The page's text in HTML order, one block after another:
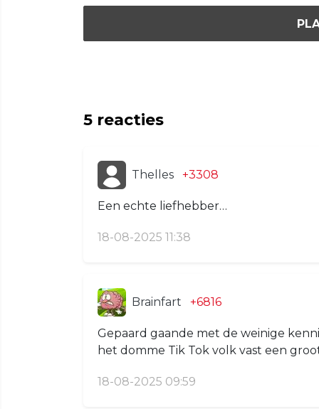
5 reacties
Thelles +3308
Een echte liefhebber…
18-08-2025 11:38
Brainfart +6816
Gepaard gaande met de weinige
het domme Tik Tok volk vast een
18-08-2025 09:59